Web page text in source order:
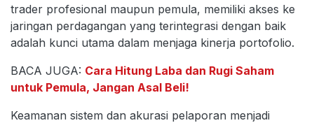
trader profesional maupun pemula, memiliki akses ke
jaringan perdagangan yang terintegrasi dengan baik
adalah kunci utama dalam menjaga kinerja portofolio.
BACA JUGA: Cara Hitung Laba dan Rugi Saham
untuk Pemula, Jangan Asal Beli!
Keamanan sistem dan akurasi pelaporan menjadi